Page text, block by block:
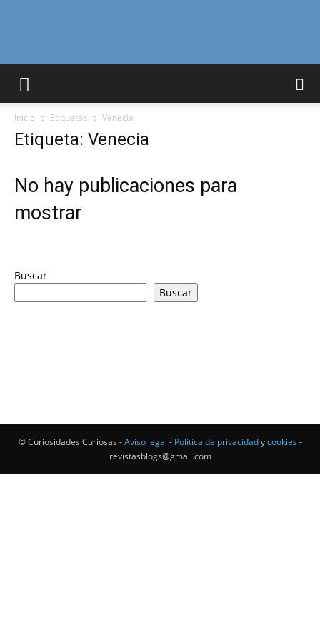
Curiosidades
del
Inicio Etiquetas Venecia
Etiqueta: Venecia
No hay publicaciones para
mostrar
Buscar
Buscar
© Curiosidades Curiosas -Aviso legal - Política de privacidadycookies -
revistasblogs@gmail.com